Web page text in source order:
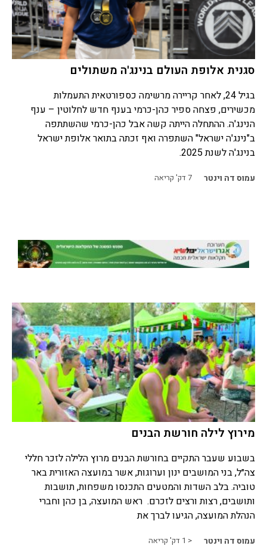
סגנית אלופת העולם בנינג'ה משתולים
בגיל 24, לאחר קריירה מרשימה כספורטאית התעמלות
מכשירים, פצחה ספיר כהן-כרמי בענף חדש לחלוטין – ענף
הנינג'ה. ההתחלה הייתה קשה אבל כהן-כרמי שהשתתפה
ב"נינג'ה ישראל" השתפרה ואף זכתה בתואר אלופת ישראל
בנינג'ה לשנת 2025.
עמוס דה וינטר 7דק' קריאה
מירוץ לילה חורשת הבנים
בשבוע שעבר התקיים בחורשת הבנים מרוץ הלילה לזכר חללי
צה״ל, בני המושבים ינון וערוגות, אשר במועצה האזורית באר
טוביה. בלב השדות והמטעים התכנסו משפחות, תושבות
ותושבים, רצות ורצים לזכרם. ראש המועצה, בן כהן וחברי
הנהלת המועצה, הגיעו לברך את
עמוס דה וינטר < 1 דק' קריאה